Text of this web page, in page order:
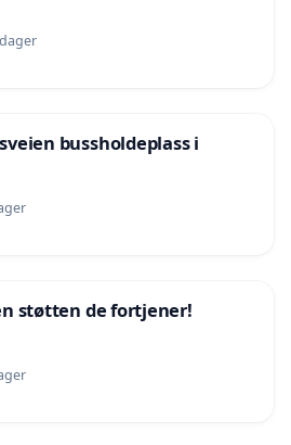
bussholdeplass i
støtten de fortjener!